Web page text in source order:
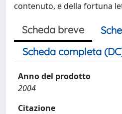
contenuto, e della fortuna
Scheda breve
Scheda completa
Anno del prodotto
2004
Citazione